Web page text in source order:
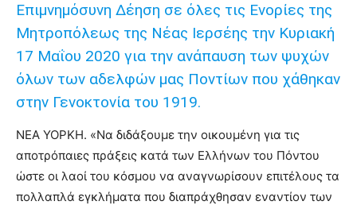
Επιµνηµόσυνη Δέηση σε όλες τις Ενορίες της
Μητροπόλεως της Νέας Ιερσέης την Κυριακή
17 Μαΐου 2020 για την ανάπαυση των ψυχών
όλων των αδελφών µας Ποντίων που χάθηκαν
στην Γενοκτονία του 1919.
ΝΕΑ ΥΟΡΚΗ. «Να διδάξουµε την οικουµένη για τις
αποτρόπαιες πράξεις κατά των Ελλήνων του Πόντου
ώστε οι λαοί του κόσµου να αναγνωρίσουν επιτέλους τα
πολλαπλά εγκλήµατα που διαπράχθησαν εναντίον των